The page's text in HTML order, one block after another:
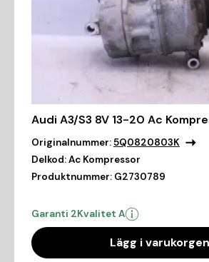
Audi A3/S3 8V 13-20 Ac
Originalnummer:5Q0820803K
Delkod:Ac Kompressor
Produktnummer: G2730789
Garanti 2Kvalitet A
Lägg i varukorgen